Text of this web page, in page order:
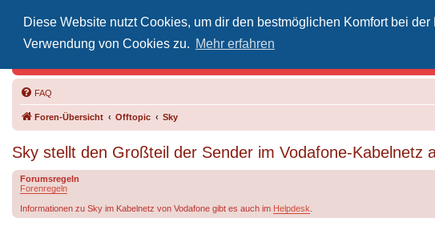
Diese Website nutzt Cookies, um dir den bestmöglichen Komfort bei
Verwendung von Cookies zu. Mehr erfahren
FAQ
Foren-Übersicht Offtopic Sky
Sky stellt den Großteil der Sender im Vodafone-Kabelnetz
Forumsregeln
Forenregeln
Informationen zu Sky im Kabelnetz von Vodafone gibt es auch im Helpdesk